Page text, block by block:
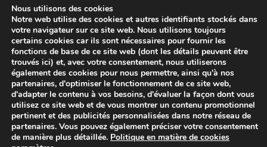
Enregistrer mon nom, mon e-mail et mon site
dans le navigateur pour mon prochain
commentaire.
Nous utilisons des cookies
Notre web utilise des cookies et autres identifiants stockés dans
votre navigateur sur ce site web. Nous utilisons toujours
certains cookies car ils sont nécessaires pour fournir les
fonctions de base de ce site web (dont les détails peuvent être
trouvés ici) et, avec votre consentement, nous utiliserons
également des cookies pour nous permettre, ainsi qu'à nos
partenaires, d'optimiser le fonctionnement de ce site web,
d'adapter le contenu à vos besoins, d'évaluer la façon dont vous
utilisez ce site web et de vous montrer un contenu promotionnel
pertinent et des publicités personnalisées dans notre réseau de
partenaires. Vous pouvez également préciser votre consentement
de manière plus détaillée. Politique en matière de cookies